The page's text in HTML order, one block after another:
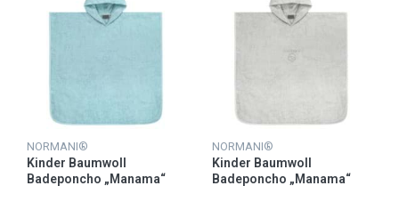
NORMANI®
Kinder Baumwoll
Badeponcho „Manama“
NORMANI®
Kinder Baumwoll
Badeponcho „Manama“